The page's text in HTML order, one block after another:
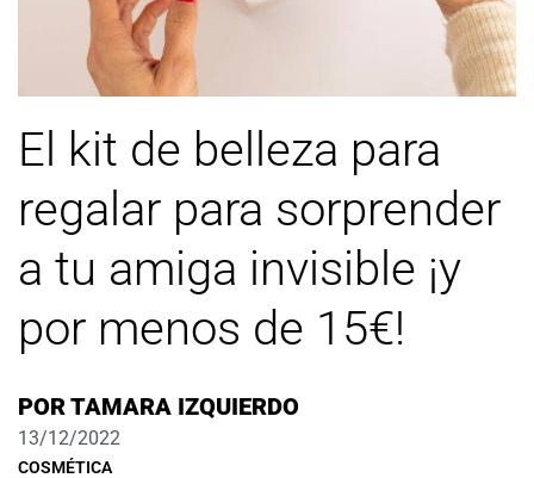
El kit de belleza para
regalar para sorprender
a tu amiga invisible ¡y
por menos de 15€!
PORTAMARA IZQUIERDO
13/12/2022
COSMÉTICA